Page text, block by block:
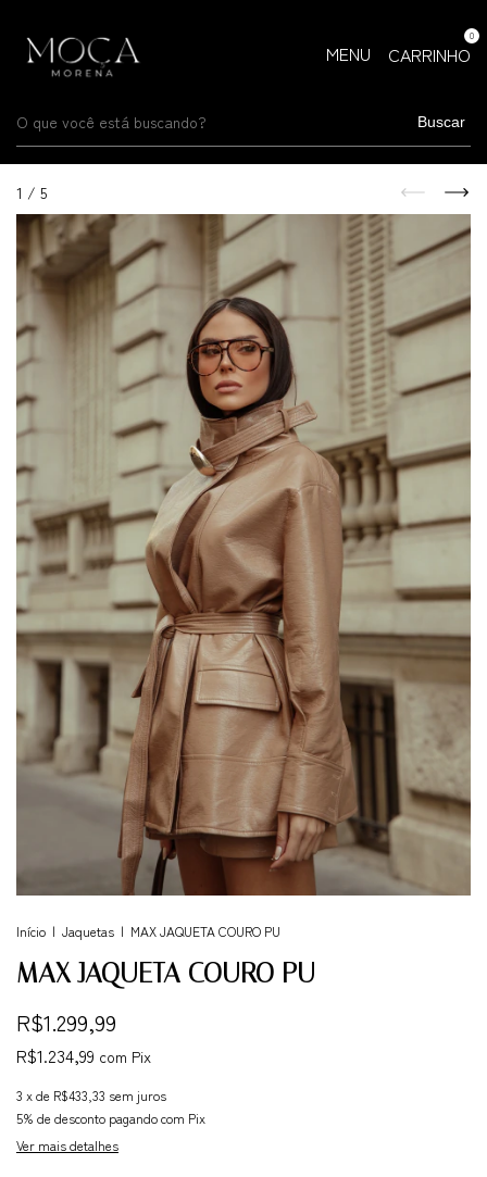
MENU CARRINHO
0
Buscar
1 / 5
Início | Jaquetas | MAX JAQUETA COURO PU
MAX JAQUETA COURO PU
R$1.299,99
R$1.234,99 com Pix
3 x de R$433,33 sem juros
5% de desconto pagando com Pix
Ver mais detalhes